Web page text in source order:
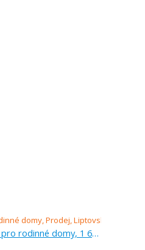
Prodej, pozemek pro rodinné domy, 1 600 m